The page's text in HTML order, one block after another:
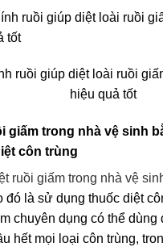
ruồi giúp diệt loài ruồi
hiệu quả tốt
giấm trong nhà vệ sinh
côn trùng
ruồi giấm trong nhà vệ
đó là sử dụng thuốc diệt
chuyên dụng có thể dùng
hết mọi loại côn trùng,